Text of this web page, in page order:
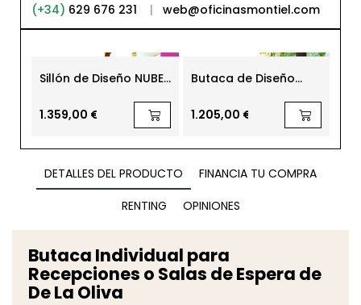
(+34) 629 676 231 | web@oficinasmontiel.com
Sillón de Diseño NUBE
1.359,00 €
Butaca de Diseño
1.205,00 €
DETALLES DEL PRODUCTO
FINANCIA TU COMPRA
RENTING
OPINIONES
Butaca Individual para
Recepciones o Salas de Espera de
De La Oliva